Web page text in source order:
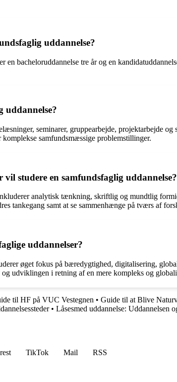
uddannelse?
en bacheloruddannelse tre år og en
uddannelse?
seminarer, gruppearbejde, projektarbejde
samfundsmæssige problemstillinger.
studere en samfundsfaglig uddannelse?
analytisk tænkning, skriftlig og mundtlig
tankegang samt at se sammenhænge på tværs af
uddannelser?
øget fokus på bæredygtighed, digitalisering,
udviklingen i retning af en mere kompleks og
til HF på VUC Vestegnen • Guide til at Blive
• Låsesmed uddannelse: Uddannelsen
TikTok Mail
RSS